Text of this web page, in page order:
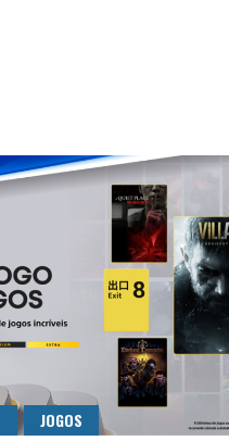
Comics
JOGOS